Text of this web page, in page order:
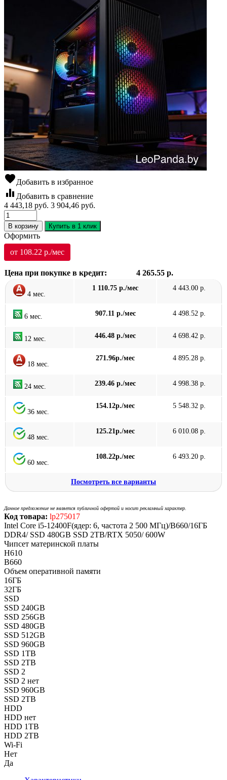
favoriteДобавить в избранное
equalizer Добавить в сравнение
4 443,18 руб. 3 904,46 руб.
В корзину Купить в 1 клик
Оформить
от 108.22 р./мес
Цена при покупке в кредит: 4 265.55 р.
4 мес.
1 110.75 р./мес 4 443.00 р.
6 мес. 907.11 р./мес 4 498.52 р.
12 мес. 446.48 р./мес 4 698.42 р.
18 мес.
271.96р./мес 4 895.28 р.
24 мес. 239.46 р./мес 4 998.38 р.
36 мес.
154.12р./мес 5 548.32 р.
48 мес.
125.21р./мес 6 010.08 р.
60 мес.
108.22р./мес 6 493.20 р.
Посмотреть все варианты
Данное предложение не является публичной офертой и носит рекламный характер.
Код товара: lp275017
Intel Core i5-12400F(ядер: 6, частота 2 500 МГц)/B660/16ГБ
DDR4/ SSD 480GB SSD 2TB/RTX 5050/ 600W
Чипсет материнской платы
H610
B660
Объем оперативной памяти
16ГБ
32ГБ
SSD
SSD 240GB
SSD 256GB
SSD 480GB
SSD 512GB
SSD 960GB
SSD 1TB
SSD 2TB
SSD 2
SSD 2 нет
SSD 960GB
SSD 2TB
HDD
HDD нет
HDD 1TB
HDD 2TB
Wi-Fi
Нет
Да